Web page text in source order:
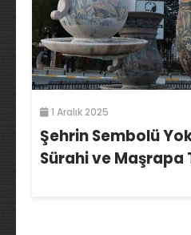
1 Aralık 2025
Şehrin Sembolü
Sürahi ve Maşrapa